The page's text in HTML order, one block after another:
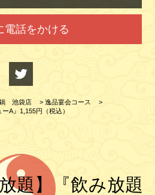
電話をかける
鍋 池袋店 >逸品宴会コース
>
A』1,155円（税込）
題】『飲み放題